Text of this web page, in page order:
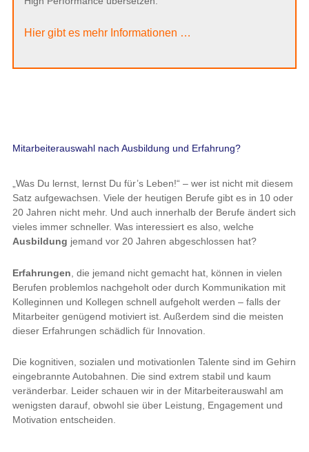
Hier gibt es mehr Informationen …
Mitarbeiterauswahl nach Ausbildung und Erfahrung?
„Was Du lernst, lernst Du für’s Leben!“ – wer ist nicht mit diesem
Satz aufgewachsen. Viele der heutigen Berufe gibt es in 10 oder
20 Jahren nicht mehr. Und auch innerhalb der Berufe ändert sich
vieles immer schneller. Was interessiert es also, welche
Ausbildung jemand vor 20 Jahren abgeschlossen hat?
Erfahrungen , die jemand nicht gemacht hat, können in vielen
Berufen problemlos nachgeholt oder durch Kommunikation mit
Kolleginnen und Kollegen schnell aufgeholt werden – falls der
Mitarbeiter genügend motiviert ist. Außerdem sind die meisten
dieser Erfahrungen schädlich für Innovation.
Die kognitiven, sozialen und motivationlen Talente sind im Gehirn
eingebrannte Autobahnen. Die sind extrem stabil und kaum
veränderbar. Leider schauen wir in der Mitarbeiterauswahl am
wenigsten darauf, obwohl sie über Leistung, Engagement und
Motivation entscheiden.